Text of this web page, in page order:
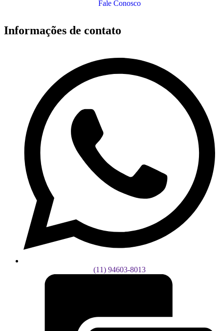
Fale Conosco
Informações de contato
(11) 94603-8013